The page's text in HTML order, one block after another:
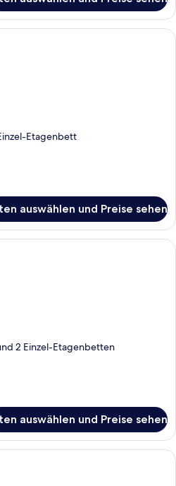
Ein modernes Hotelzimmer mit
Etagenbett
auswählen und Preise sehen
Ein modernes Schlafzimmer mit
2 Einzel-Etagenbetten
auswählen und Preise sehen
Ein modernes Hotelzimmer mit